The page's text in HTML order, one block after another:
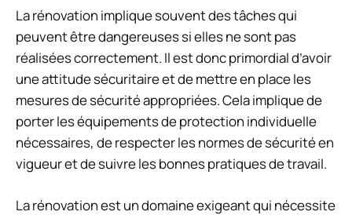
La rénovation implique souvent des tâches qui
peuvent être dangereuses si elles ne sont pas
réalisées correctement. Il est donc primordial d’avoir
une attitude sécuritaire et de mettre en place les
mesures de sécurité appropriées. Cela implique de
porter les équipements de protection individuelle
nécessaires, de respecter les normes de sécurité en
vigueur et de suivre les bonnes pratiques de travail.
La rénovation est un domaine exigeant qui nécessite